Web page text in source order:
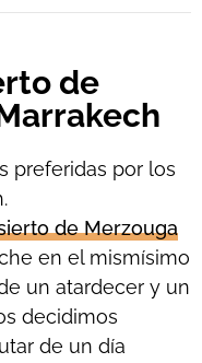
de
preferidas por los
de Merzouga
en el mismísimo
un atardecer y un
decidimos
de un día